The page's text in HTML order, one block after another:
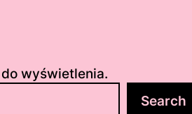
wyświetlenia.
Search